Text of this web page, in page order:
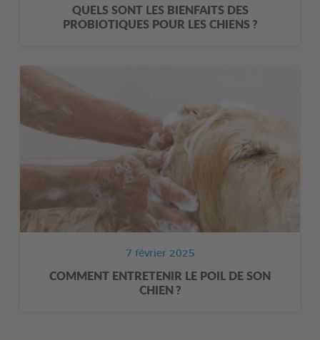
QUELS SONT LES BIENFAITS DES
PROBIOTIQUES POUR LES CHIENS ?
7 février 2025
COMMENT ENTRETENIR LE POIL DE SON
CHIEN ?